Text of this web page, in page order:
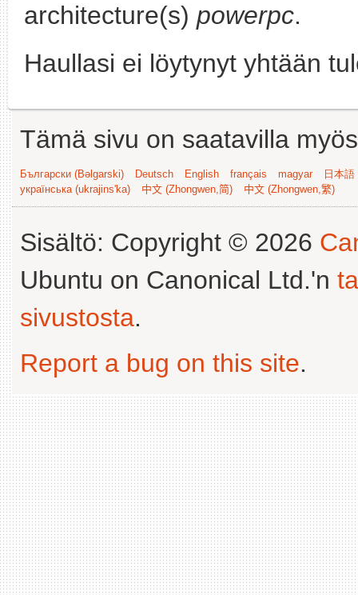
architecture(s) powerpc.
Haullasi ei löytynyt yhtään
Tämä sivu on saatavilla
Български (Bəlgarski) Deutsch English français magyar
日本
українська (ukrajins'ka)
中文 (Zhongwen,简) 中文 (Zhongwen,繁)
Sisältö: Copyright © 2026
Ubuntu on Canonical Ltd.'n
sivustosta.
Report a bug on this site.